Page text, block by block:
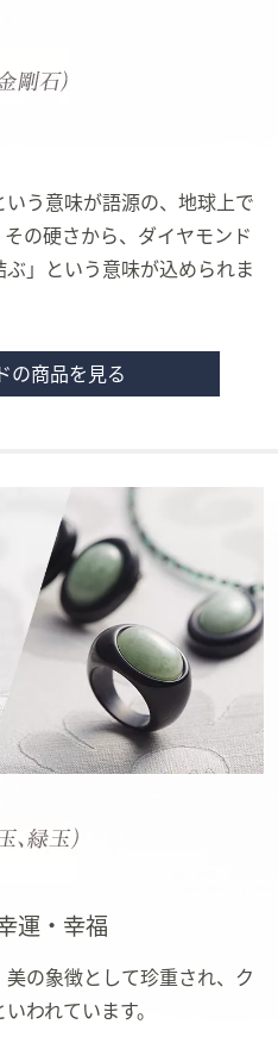
う意味が語源の、地球上で
の硬さから、ダイヤモンド
」という意味が込められま
の商品を見る
運・幸福
の象徴として珍重され、ク
われています。